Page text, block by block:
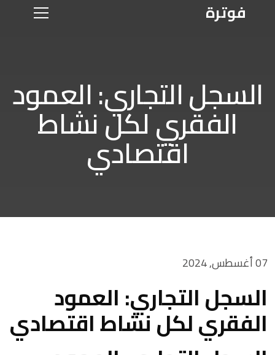
فوترة
السجل التجاري: العمود
الفقري لكل نشاط
اقتصادي
07 أغسطس, 2024
السجل التجاري: العمود
الفقري لكل نشاط اقتصادي